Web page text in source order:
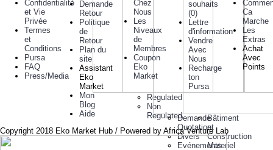
Regulated
Non
RegulatedDemande
Quotation
Divers
Evénements
Bâtiment
et
Construction
Materiel
Confidentialité
et Vie
Privée
Termes
et
Conditions
Pursa
FAQ
Press/Media
Demande
Retour
Politique
de
Retour
Plan du
site
Assistant
Eko
Market
Mon
Blog
Aide
Chez
Nous
Les
Niveaux
de
Membres
Coupon
Eko
Market
souhaits
(0)
Lettre
d'information
Vendre
Avec
Nous
Recharge
ton
Pursa
Ca
Marche
Les
Extras
Achat
Avec
Points
Copyright 2018 Eko Market Hub / Powered by Africa Venture Lab